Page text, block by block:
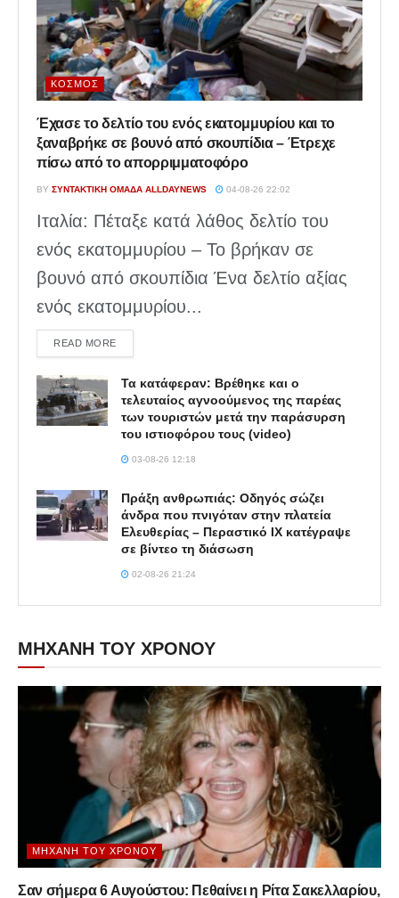
ΚΌΣΜΟΣ
Έχασε το δελτίο του ενός εκατομμυρίου και το
ξαναβρήκε σε βουνό από σκουπίδια – Έτρεχε
πίσω από το απορριμματοφόρο
BY ΣΥΝΤΑΚΤΙΚΉ ΟΜΆΔΑ ALLDAYNEWS 04-08-26 22:02
Ιταλία: Πέταξε κατά λάθος δελτίο του
ενός εκατομμυρίου – Το βρήκαν σε
βουνό από σκουπίδια Ένα δελτίο αξίας
ενός εκατομμυρίου...
READ MOREDETAILS
Τα κατάφεραν: Βρέθηκε και ο
τελευταίος αγνοούμενος της παρέας
των τουριστών μετά την παράσυρση
του ιστιοφόρου τους (video)
03-08-26 12:18
Πράξη ανθρωπιάς: Οδηγός σώζει
άνδρα που πνιγόταν στην πλατεία
Ελευθερίας – Περαστικό ΙΧ κατέγραψε
σε βίντεο τη διάσωση
02-08-26 21:24
ΜΗΧΑΝΗ ΤΟΥ ΧΡΟΝΟΥ
ΜΗΧΑΝΉ ΤΟΥ ΧΡΌΝΟΥ
Σαν σήμερα 6 Αυγούστου: Πεθαίνει η Ρίτα Σακελλαρίου,